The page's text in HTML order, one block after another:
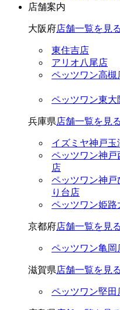
店舗案内
大阪府店舗一覧を見る
東住吉店
アリオ八尾店
ペッツワン高槻
ペッツワン東大
兵庫県店舗一覧を見る
イズミヤ神戸玉
ペッツワン神戸
店
ペッツワン神戸
り台店
ペッツワン姫路
京都府店舗一覧を見る
ペッツワン亀岡
滋賀県店舗一覧を見る
ペッツワン堅田